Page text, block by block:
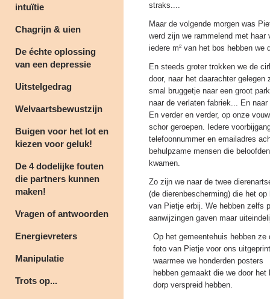
intuïtie
Chagrijn & uien
De échte oplossing
van een depressie
Uitstelgedrag
Welvaartsbewustzijn
Buigen voor het lot en
kiezen voor geluk!
De 4 dodelijke fouten
die partners kunnen
maken!
Vragen of antwoorden
Energievreters
Manipulatie
Trots op...
straks....
Maar de volgende morgen was
werd zijn we rammelend met
iedere m² van het bos hebben
En steeds groter trokken we de
door, naar het daarachter
smal bruggetje naar een groot
naar de verlaten fabriek... En
En verder en verder, op onze
schor geroepen. Iedere
telefoonnummer en emailadres
behulpzame mensen die
kwamen.
Zo zijn we naar de twee
(de dierenbescherming) die het
van Pietje erbij. We hebben zelfs
aanwijzingen gaven maar
Op het gemeentehuis hebben ze
foto van Pietje voor ons
waarmee we honderden posters
hebben gemaakt die we door het
dorp verspreid hebben.